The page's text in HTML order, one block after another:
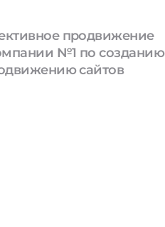
продвижение
№1 по созданию
сайтов